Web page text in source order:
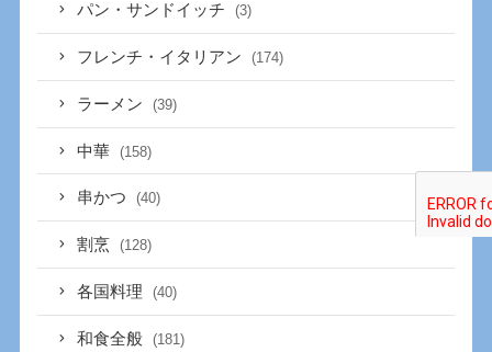
パン・サンドイッチ (3)
フレンチ・イタリアン (174)
ラーメン (39)
中華 (158)
串かつ (40)
割烹 (128)
各国料理 (40)
和食全般 (181)